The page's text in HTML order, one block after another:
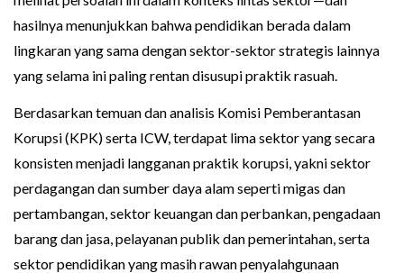
hasilnya menunjukkan bahwa pendidikan berada dalam
lingkaran yang sama dengan sektor-sektor strategis lainnya
yang selama ini paling rentan disusupi praktik rasuah.
Berdasarkan temuan dan analisis Komisi Pemberantasan
Korupsi (KPK) serta ICW, terdapat lima sektor yang secara
konsisten menjadi langganan praktik korupsi, yakni sektor
perdagangan dan sumber daya alam seperti migas dan
pertambangan, sektor keuangan dan perbankan, pengadaan
barang dan jasa, pelayanan publik dan pemerintahan, serta
sektor pendidikan yang masih rawan penyalahgunaan